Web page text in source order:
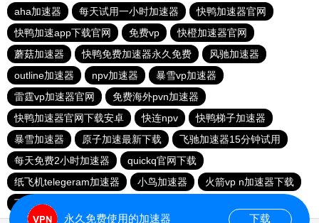
aha加速器
每天试用一小时加速器
快鸭加速器官网
快鸭加速app下载官网
免费vp
快橙加速器官网
蘑菇加速器
快鸭免费加速器永久免费
风驰加速器
outline加速器
npv加速器
暴雪vp加速器
雷霆vp加速器官网
免费海外pvn加速器
快鸭加速器官网下载安卓
快连npv
快鸭梯子加速器
暴雪加速器
原子加速最新下载
飞驰加速器15分钟试用
每天免费2小时加速器
quickq官网下载
纸飞机telegeram加速器
小鸟加速器
火箭vp n加速器下载
下载npv加速器
永久免费使用的加速器 下载